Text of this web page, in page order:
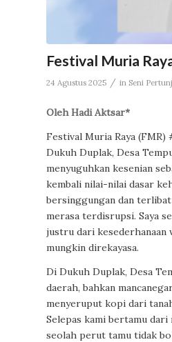
Festival Muria
24 Agustus 2025 / in Seni
Oleh Hadi Aktsar*
Festival Muria Raya
Dukuh Duplak, Desa
menyuguhkan kesenian
kembali nilai-nilai dasar
bersinggungan dan
merasa terdisrupsi. Saya
justru dari kesederhanaan
mungkin direkayasa.
Di Dukuh Duplak, Desa
daerah, bahkan
menyeruput kopi dari
Selepas kami bertamu
seolah perut tamu tidak